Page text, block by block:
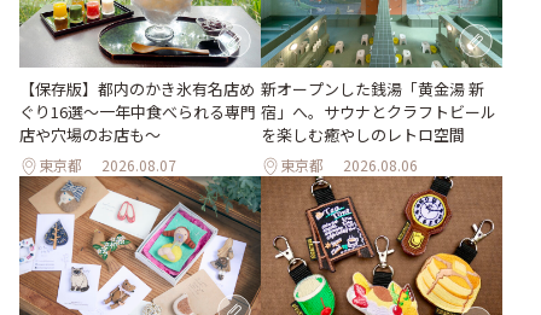
【保存版】都内のかき氷有名店め
ぐり16選～一年中食べられる専門
店や穴場のお店も～
東京都 2026.08.07
新オープンした銭湯「黄金湯 新
宿」へ。サウナとクラフトビール
を楽しむ癒やしのレトロ空間
東京都 2026.08.06